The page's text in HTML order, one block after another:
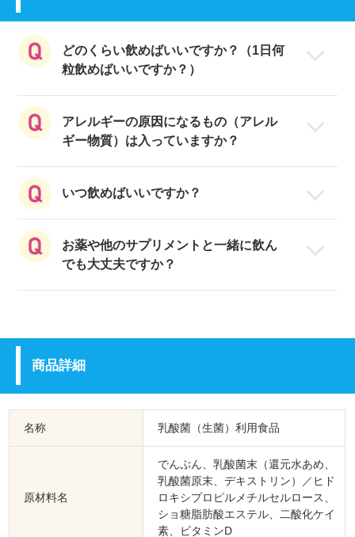
どのくらい飲めばいいですか？（1日何
粒飲めばいいですか？）
飲みください。
アレルギーの原因になるもの（アレル
ギー物質）は入っていますか？
使用しておりません。
方）も安心してお飲みいただけます。
いつ飲めばいいですか？
毎日の習慣にしやすいように、時間帯を
お薬や他のサプリメントと一緒に飲ん
でも大丈夫ですか？
ど、ご不安があれば、かかりつけの医
師、薬剤師にご相談ください。
商品詳細
名称 乳酸菌（生菌）利用食品
原材料名
でんぷん、乳酸菌末（還元水あめ、
乳酸菌原末、デキストリン）／ヒド
ロキシプロピルメチルセルロース、
ショ糖脂肪酸エステル、二酸化ケイ
素、ビタミンD